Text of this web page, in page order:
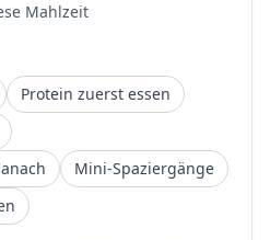
Mahlzeit
Protein zuerst essen
Mini-Spaziergänge